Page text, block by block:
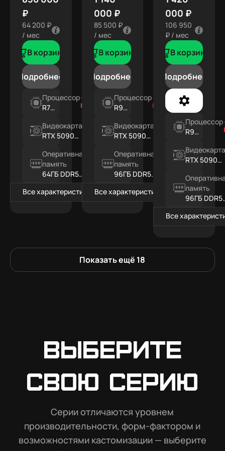
Показать ещё 18
₽
64 200 ₽
/ мес
В корзину
Подробнее
Процессор
R7
Видеокарта
RTX 5090
Оперативная
память
64ГБ DDR5
RGB
Все характеристики
000 ₽
85 500 ₽
/ мес
В корзину
Подробнее
Процессор
R9
Видеокарта
RTX 5090
Оперативная
память
96ГБ DDR5
RGB
Все характеристики
000 ₽
106 950
₽ / мес
В корзину
Подробнее
Процессор
R9
RTX 5090
память
96ГБ DDR5
RGB
Все
Выберите
свою серию
Серии отличаются уровнем
производительности, форм-фактором и
возможностями кастомизации — выберите